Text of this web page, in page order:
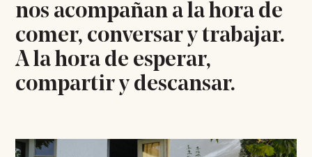
nos acompañan a la hora de
comer, conversar y trabajar.
A la hora de esperar,
compartir y descansar.